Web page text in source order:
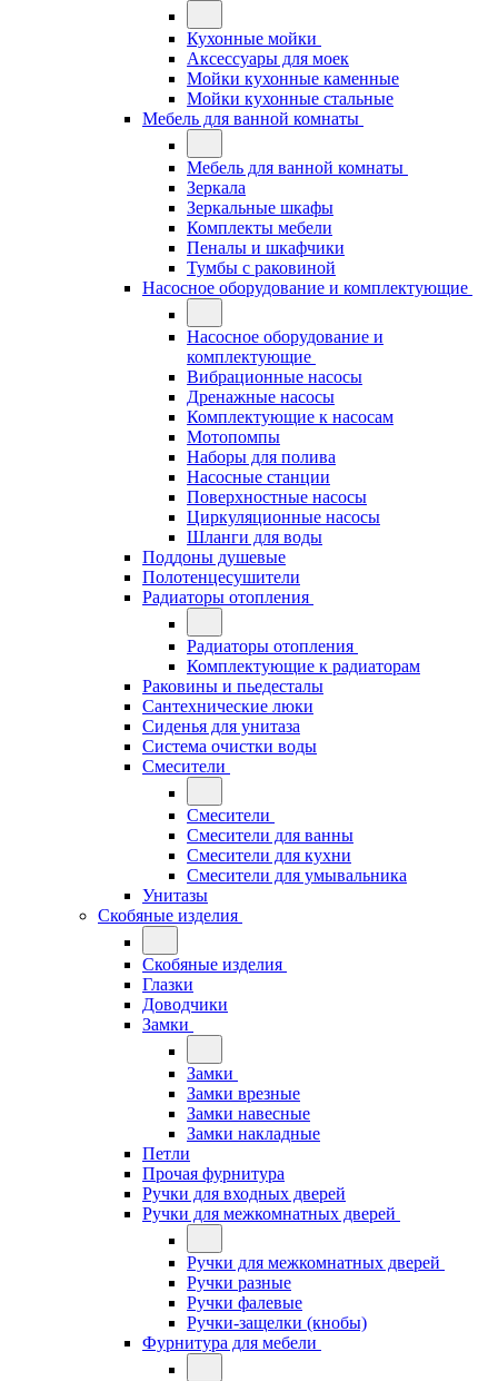
Кухонные мойки
Аксессуары для моек
Мойки кухонные каменные
Мойки кухонные стальные
Мебель для ванной комнаты
Мебель для ванной комнаты
Зеркала
Зеркальные шкафы
Комплекты мебели
Пеналы и шкафчики
Тумбы с раковиной
Насосное оборудование и комплектующие
Насосное оборудование и
комплектующие
Вибрационные насосы
Дренажные насосы
Комплектующие к насосам
Мотопомпы
Наборы для полива
Насосные станции
Поверхностные насосы
Циркуляционные насосы
Шланги для воды
Поддоны душевые
Полотенцесушители
Радиаторы отопления
Радиаторы отопления
Комплектующие к радиаторам
Раковины и пьедесталы
Сантехнические люки
Сиденья для унитаза
Система очистки воды
Смесители
Смесители
Смесители для ванны
Смесители для кухни
Смесители для умывальника
Унитазы
Скобяные изделия
Скобяные изделия
Глазки
Доводчики
Замки
Замки
Замки врезные
Замки навесные
Замки накладные
Петли
Прочая фурнитура
Ручки для входных дверей
Ручки для межкомнатных дверей
Ручки для межкомнатных дверей
Ручки разные
Ручки фалевые
Ручки-защелки (кнобы)
Фурнитура для мебели